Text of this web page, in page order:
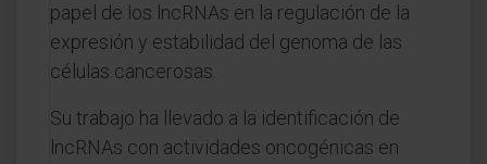
papel de los lncRNAs en la regulación de la
expresión y estabilidad del genoma de las
células cancerosas.
Su trabajo ha llevado a la identificación de
lncRNAs con actividades oncogénicas en